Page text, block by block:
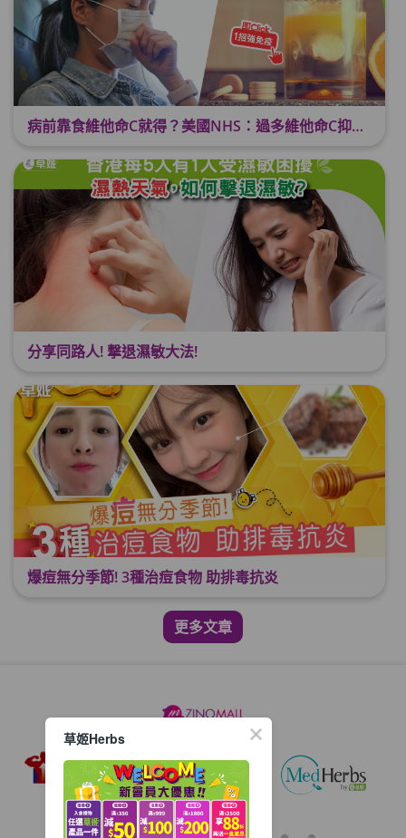
病前靠食維他命C就得？美國NHS：過多維他命C抑制免疫力！
分享同路人! 撃退濕敏大法!
爆痘無分季節! 3種治痘食物 助排毒抗炎
更多文章
草姬Herbs